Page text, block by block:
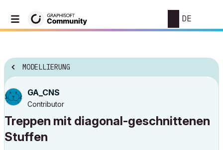
DE
MODELLIERUNG
GA_CNS
Contributor
Treppen mit diagonal-geschnittenen
Stuffen